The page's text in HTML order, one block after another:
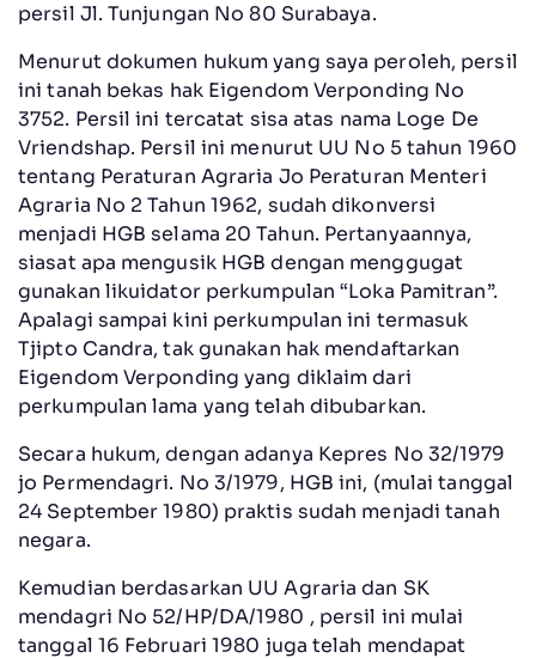
persil Jl. Tunjungan No 80 Surabaya.
Menurut dokumen hukum yang saya peroleh, persil
ini tanah bekas hak Eigendom Verponding No
3752. Persil ini tercatat sisa atas nama Loge De
Vriendshap. Persil ini menurut UU No 5 tahun 1960
tentang Peraturan Agraria Jo Peraturan Menteri
Agraria No 2 Tahun 1962, sudah dikonversi
menjadi HGB selama 20 Tahun. Pertanyaannya,
siasat apa mengusik HGB dengan menggugat
gunakan likuidator perkumpulan “Loka Pamitran”.
Apalagi sampai kini perkumpulan ini termasuk
Tjipto Candra, tak gunakan hak mendaftarkan
Eigendom Verponding yang diklaim dari
perkumpulan lama yang telah dibubarkan.
Secara hukum, dengan adanya Kepres No 32/1979
jo Permendagri. No 3/1979, HGB ini, (mulai tanggal
24 September 1980) praktis sudah menjadi tanah
negara.
Kemudian berdasarkan UU Agraria dan SK
mendagri No 52/HP/DA/1980 , persil ini mulai
tanggal 16 Februari 1980 juga telah mendapat